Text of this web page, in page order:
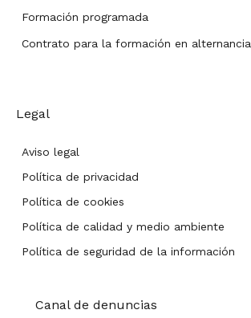
Formación programada
Contrato para la formación en alternancia
Legal
Aviso legal
Política de privacidad
Política de cookies
Política de calidad y medio ambiente
Política de seguridad de la información
Canal de denuncias